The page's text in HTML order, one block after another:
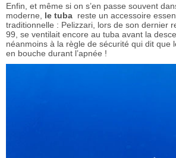
Enfin, et même si on s’en passe souvent
moderne, le tuba reste un accessoire
traditionnelle : Pelizzari, lors de son dernier
99, se ventilait encore au tuba avant la
néanmoins à la règle de sécurité qui dit que
en bouche durant l’apnée !